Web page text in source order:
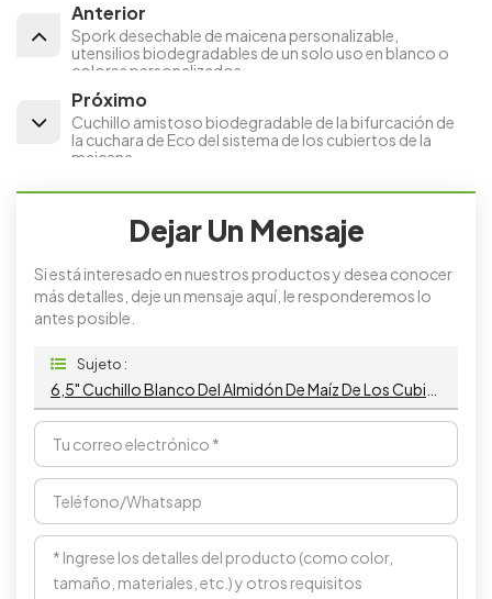
Anterior
Spork desechable de maicena personalizable,
utensilios biodegradables de un solo uso en blanco o
colores personalizados
Próximo
Cuchillo amistoso biodegradable de la bifurcación de
la cuchara de Eco del sistema de los cubiertos de la
maicena
Dejar Un Mensaje
Si está interesado en nuestros productos y desea conocer
más detalles, deje un mensaje aquí, le responderemos lo
antes posible.
Sujeto :